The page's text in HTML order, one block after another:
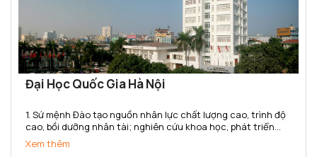
Đại Học Quốc Gia Hà Nội
1. Sứ mệnh Đào tạo nguồn nhân lực chất lượng cao, trình độ
cao, bồi dưỡng nhân tài; nghiên cứu khoa học, phát triển
công nghệ và chuyển giao tri thức đa ngành, đa lĩnh vực;
góp phần xây dựng, phát triển và bảo vệ đất nước;...
Xem thêm